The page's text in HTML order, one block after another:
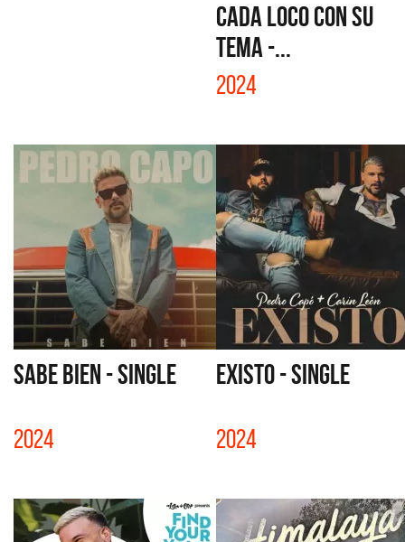
CADA LOCO CON SU
TEMA -...
2024
SABE BIEN - SINGLE
2024
EXISTO - SINGLE
2024